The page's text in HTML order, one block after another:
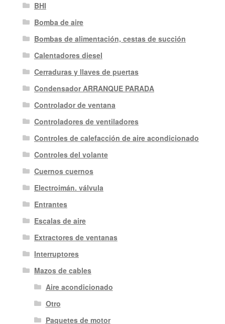
BHI
Bomba de aire
Bombas de alimentación, cestas de succión
Calentadores diesel
Cerraduras y llaves de puertas
Condensador ARRANQUE PARADA
Controlador de ventana
Controladores de ventiladores
Controles de calefacción de aire acondicionado
Controles del volante
Cuernos cuernos
Electroimán. válvula
Entrantes
Escalas de aire
Extractores de ventanas
Interruptores
Mazos de cables
Aire acondicionado
Otro
Paquetes de motor